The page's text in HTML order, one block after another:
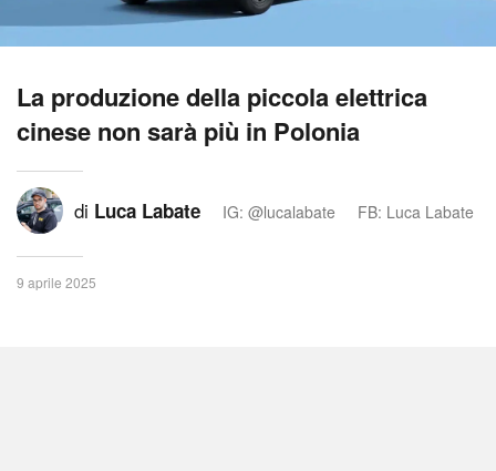
La produzione della piccola elettrica
cinese non sarà più in Polonia
di Luca Labate IG: @lucalabate FB: Luca Labate
9 aprile 2025